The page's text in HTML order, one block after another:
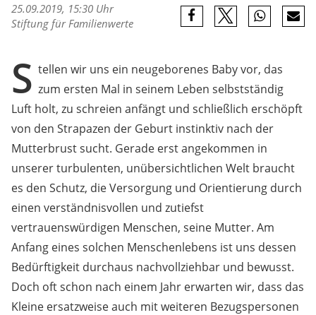
25.09.2019, 15:30 Uhr
Stiftung für Familienwerte
S tellen wir uns ein neugeborenes Baby vor, das
zum ersten Mal in seinem Leben selbstständig
Luft holt, zu schreien anfängt und schließlich erschöpft
von den Strapazen der Geburt instinktiv nach der
Mutterbrust sucht. Gerade erst angekommen in
unserer turbulenten, unübersichtlichen Welt braucht
es den Schutz, die Versorgung und Orientierung durch
einen verständnisvollen und zutiefst
vertrauenswürdigen Menschen, seine Mutter. Am
Anfang eines solchen Menschenlebens ist uns dessen
Bedürftigkeit durchaus nachvollziehbar und bewusst.
Doch oft schon nach einem Jahr erwarten wir, dass das
Kleine ersatzweise auch mit weiteren Bezugspersonen